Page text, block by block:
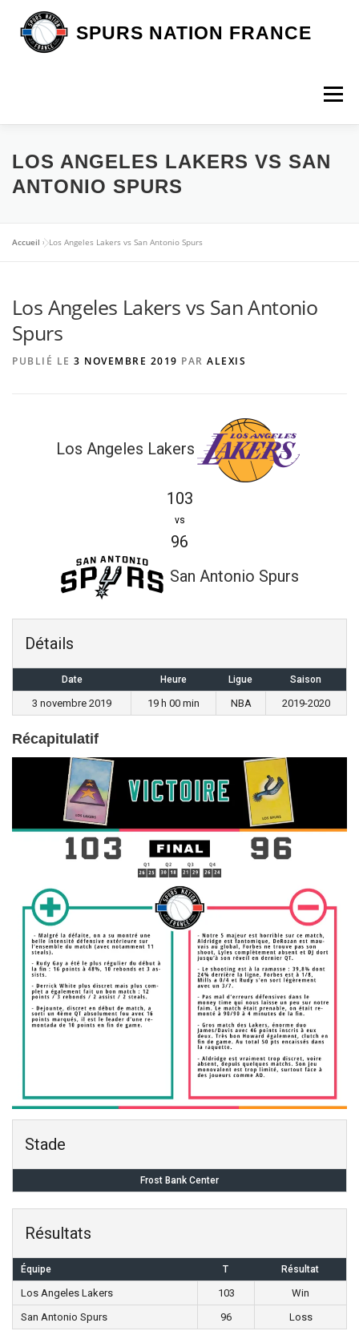
contenu
SPURS NATION FRANCE
Menu
DEVENIR MEMBRE LA BOUTIQUE SNF
LOS ANGELES LAKERS VS SAN
ANTONIO SPURS
Accueil »Los Angeles Lakers vs San Antonio Spurs
Los Angeles Lakers vs San Antonio
Spurs
PUBLIÉ LE 3 NOVEMBRE 2019 PAR ALEXIS
Los Angeles Lakers
103
vs
96
San Antonio Spurs
Détails
Date Heure Ligue Saison
3 novembre 2019 19 h 00 min NBA 2019-2020
Récapitulatif
Stade
Frost Bank Center
Résultats
Équipe T Résultat
Los Angeles Lakers 103
Win
San Antonio Spurs
96 Loss